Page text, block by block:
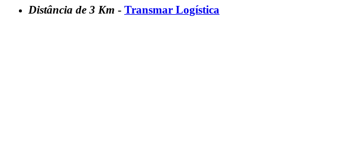
Distância de 3 Km - Transmar Logística